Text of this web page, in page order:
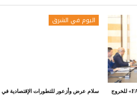
لبنان يسرّع تنفيذ متطلبات «FATF» للخروج
اليوم في الشرق
سلام عرض وأزعور للتطورات الإقتصادية في